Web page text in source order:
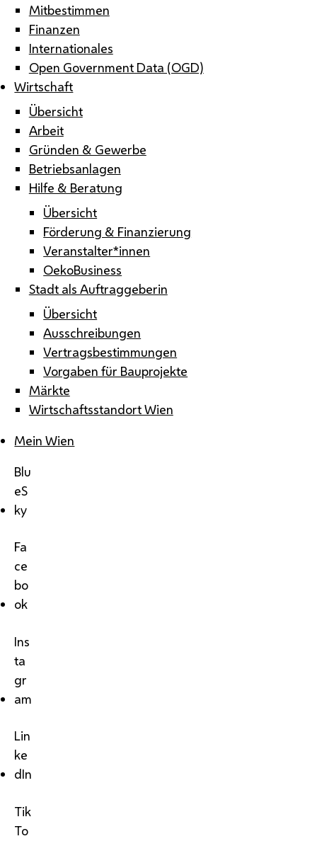
Mitbestimmen
Finanzen
Internationales
Open Government Data (OGD)
Wirtschaft
Übersicht
Arbeit
Gründen & Gewerbe
Betriebsanlagen
Hilfe & Beratung
Übersicht
Förderung & Finanzierung
Veranstalter*innen
OekoBusiness
Stadt als Auftraggeberin
Übersicht
Ausschreibungen
Vertragsbestimmungen
Vorgaben für Bauprojekte
Märkte
Wirtschaftsstandort Wien
Mein Wien
Blu
eS
ky
Fa
ce
bo
ok
Ins
ta
gr
am
Lin
ke
dIn
Tik
To